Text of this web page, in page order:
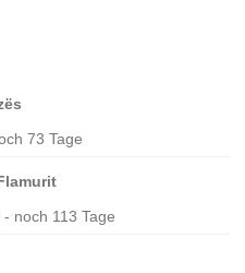
73 Tage
noch 113 Tage